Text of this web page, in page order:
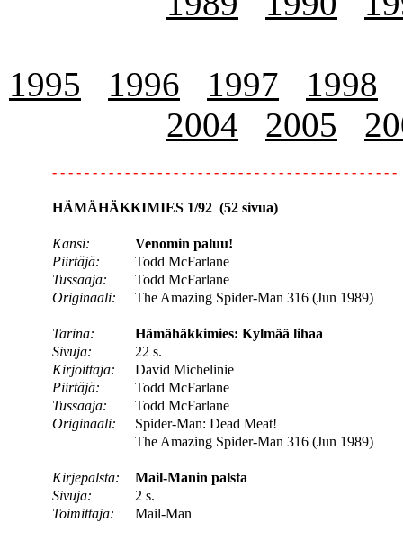
1995 1996 1997
1998
2004
2005
- - - - - - - - - - - - - - - - - - - - - - - - - - - - - - - - - - - - - - - - - - -
HÄMÄHÄKKIMIES 1/92 (52 sivua)
Kansi:
Venomin paluu!
Piirtäjä:
Todd McFarlane
Tussaaja:
Todd McFarlane
Originaali:
The Amazing Spider-Man 316 (Jun 1989)
Tarina:
Hämähäkkimies: Kylmää lihaa
Sivuja:
22 s.
Kirjoittaja:
David Michelinie
Piirtäjä:
Todd McFarlane
Tussaaja:
Todd McFarlane
Originaali:
Spider-Man: Dead Meat!
The Amazing Spider-Man 316 (Jun 1989)
Kirjepalsta:
Mail-Manin palsta
Sivuja:
2 s.
Toimittaja:
Mail-Man